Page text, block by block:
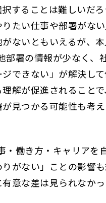
することは難しいだ
たい仕事や部署がな
ないともいえるが、
部署の情報が少なく、
できない」が解決し
解が促進されることで
見つかる可能性も考
・働き方・キャリアを
がない」ことの影響
意な差は見られなかっ